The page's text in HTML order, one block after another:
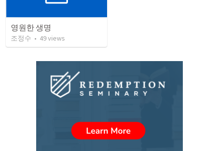
영원한 생명
조정수 • 49views